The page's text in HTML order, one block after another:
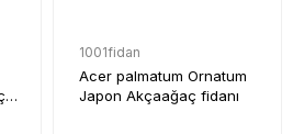
1001fidan
Acer palmatum Ornatum
Japon Akçaağaç fidanı